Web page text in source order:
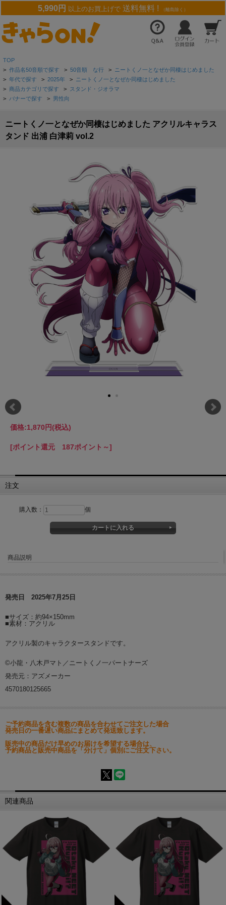
5,990円 以上のお買上げで 送料無料 ! （離島除く）
TOP
> 作品名50音順で探す > 50音順 な行 > ニートくノ一となぜか同棲はじめました
> 年代で探す > 2025年 > ニートくノ一となぜか同棲はじめました
> 商品カテゴリで探す > スタンド・ジオラマ
> バナーで探す > 男性向
ニートくノ一となぜか同棲はじめました アクリルキャラス
タンド 出浦 白津莉 vol.2
価格:1,870円(税込)
[ポイント還元 187ポイント～]
注文
購入数： 個
商品説明
発売日 2025年7月25日
■サイズ：約94×150mm
■素材：アクリル
アクリル製のキャラクタースタンドです。
©小龍・八木戸マト／ニートくノ一パートナーズ
発売元：アズメーカー
4570180125665
ご予約商品を含む複数の商品を合わせてご注文した場合
発売日の一番遅い商品にまとめて発送致します。
販売中の商品だけ早めのお届けを希望する場合は、
予約商品と販売中商品を「分けて」個別にご注文下さい。
関連商品